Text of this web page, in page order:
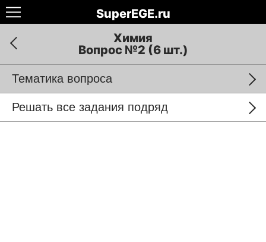
SuperEGE.ru
Химия
Вопрос №2 (6 шт.)
Тематика вопроса
Решать все задания подряд